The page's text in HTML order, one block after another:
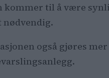
kommer til å være
nødvendig.
også gjøres